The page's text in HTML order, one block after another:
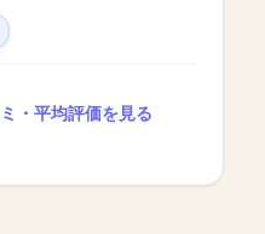
・平均評価を見る